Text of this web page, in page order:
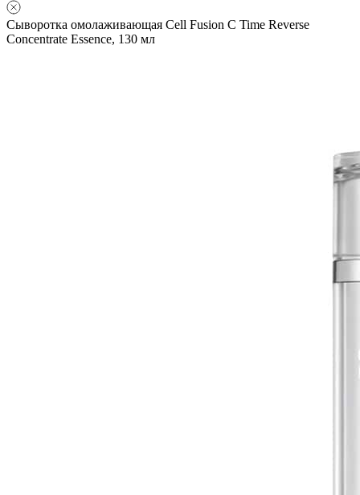
Сыворотка омолаживающая Cell Fusion C Time Reverse
Concentrate Essence, 130 мл